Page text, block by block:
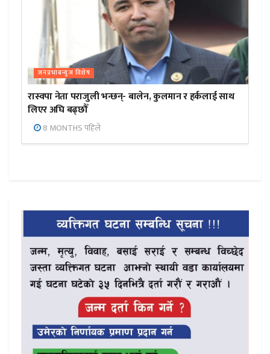
जनप्रभाबन्युज विशेष
रास्वपा नेता पराजुली भन्छन्- बालेन, कुलमान र हर्कलाई साथ
लिएर अघि बढ्छौँ
8 MONTHS पहिले